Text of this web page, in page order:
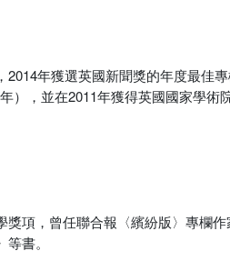
年獲選英國新聞獎的年度最佳
），並在2011年獲得英國國家學
項，曾任聯合報〈繽紛版〉專欄作
書。